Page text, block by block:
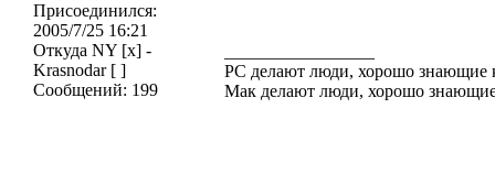
Присоединился:
2005/7/25 16:21
Откуда NY [x] -
Krasnodar [ ]
Сообщений: 199
PC делают люди, хорошо знающие
Мак делают люди, хорошо